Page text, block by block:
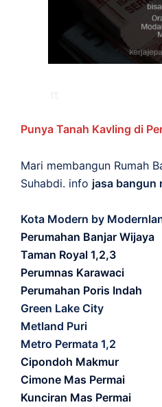
Punya Tanah Kavling di
Mari membangun Rumah
Suhabdi. info jasa bangun
Kota Modern by
Perumahan Banjar Wijaya
Taman Royal 1,2,3
Perumnas Karawaci
Perumahan Poris Indah
Green Lake City
Metland Puri
Metro Permata 1,2
Cipondoh Makmur
Cimone Mas Permai
Kunciran Mas Permai